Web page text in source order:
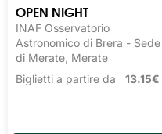
OPEN NIGHT
INAF Osservatorio
Astronomico di Brera - Sede
di Merate, Merate
Biglietti a partire da 13.15€